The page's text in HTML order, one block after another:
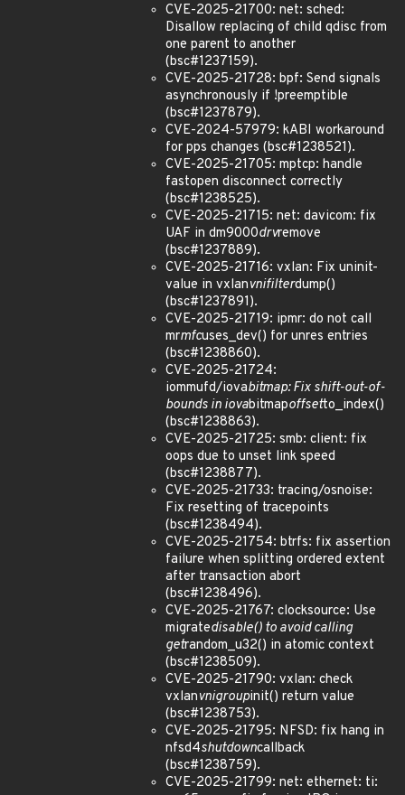
CVE-2025-21700: net: sched:
Disallow replacing of child qdisc from
one parent to another
(bsc#1237159).
CVE-2025-21728: bpf: Send signals
asynchronously if !preemptible
(bsc#1237879).
CVE-2024-57979: kABI workaround
for pps changes (bsc#1238521).
CVE-2025-21705: mptcp: handle
fastopen disconnect correctly
(bsc#1238525).
CVE-2025-21715: net: davicom: fix
UAF in dm9000drvremove
(bsc#1237889).
CVE-2025-21716: vxlan: Fix uninit-
value in vxlanvnifilterdump()
(bsc#1237891).
CVE-2025-21719: ipmr: do not call
mrmfcuses_dev() for unres entries
(bsc#1238860).
CVE-2025-21724:
iommufd/iovabitmap: Fix shift-out-of-
bounds in iovabitmapoffsetto_index()
(bsc#1238863).
CVE-2025-21725: smb: client: fix
oops due to unset link speed
(bsc#1238877).
CVE-2025-21733: tracing/osnoise:
Fix resetting of tracepoints
(bsc#1238494).
CVE-2025-21754: btrfs: fix assertion
failure when splitting ordered extent
after transaction abort
(bsc#1238496).
CVE-2025-21767: clocksource: Use
migratedisable() to avoid calling
getrandom_u32() in atomic context
(bsc#1238509).
CVE-2025-21790: vxlan: check
vxlanvnigroupinit() return value
(bsc#1238753).
CVE-2025-21795: NFSD: fix hang in
nfsd4shutdowncallback
(bsc#1238759).
CVE-2025-21799: net: ethernet: ti: